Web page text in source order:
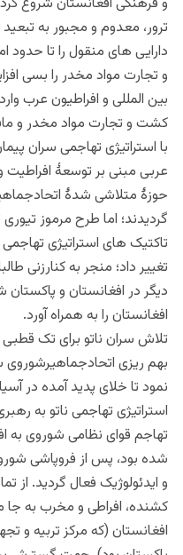
ترور، معدوم و مجبور به
دارایی های منقول را تا حدود
و تجارت مواد مخدر را بسی
بین المللی و افراطیون عرب
کشت و تجارت مواد مخدر و
با استراتیژی تهاجمی سران
عربی مبنی بر توسعۀ
حوزۀ متلاشی شدۀ
تاکتیک های استراتیژی تهاجمی
تغییر داد؛ منجر به کنارزنی
دیگر در افغانستان و
افغانستان را به همراه آورد.
تلاش سران ناتو برای تک
بهم ریزی اتحادجماهیرشوروی
نمود تا خلای پدید آمده در
استراتیژی تهاجمی ناتو به
تهاجم قوای نظامی شوروی به
شده بود، پس از فروپاشی
و ایدئولوژیک فعال گردید. از
کشنده، افراطی و مخرب به جا
افغانستان (که مرکز تربیه و